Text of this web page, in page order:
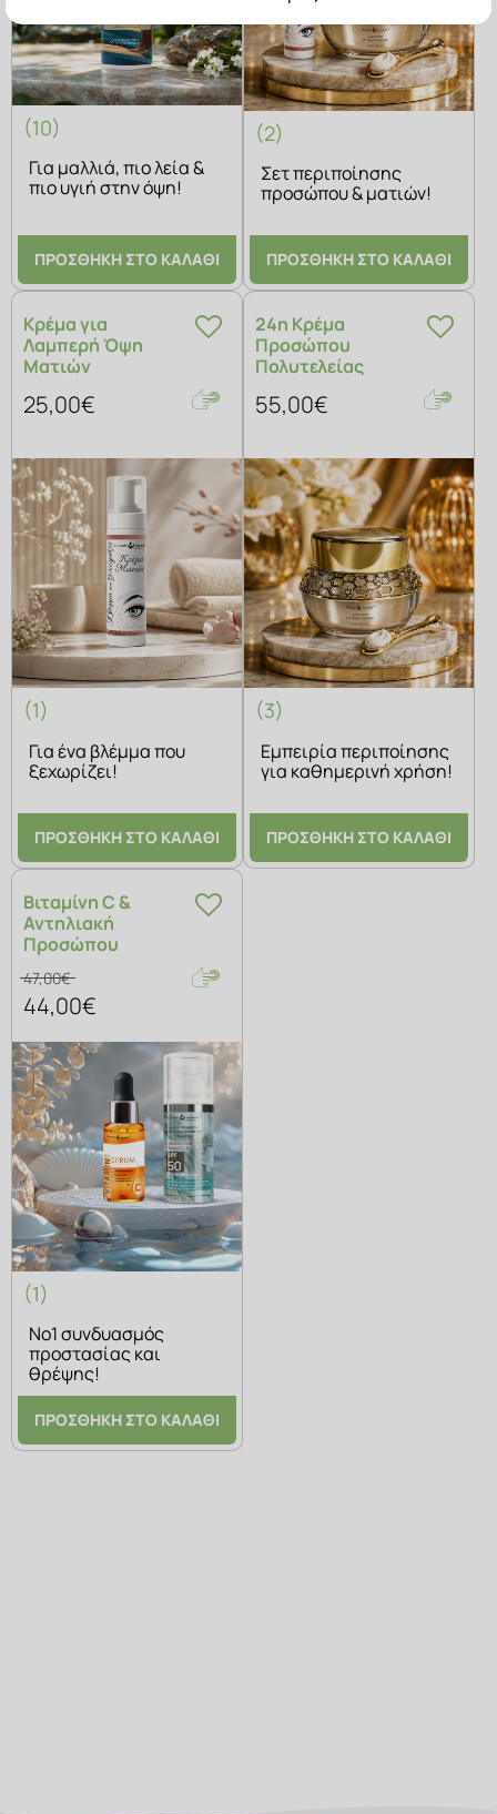
(10)
Για μαλλιά, πιο λεία &
πιο υγιή στην όψη!
ΠΡΟΣΘΗΚΗ ΣΤΟ ΚΑΛΑΘΙ
(2)
Σετ περιποίησης
προσώπου & ματιών!
ΠΡΟΣΘΗΚΗ ΣΤΟ ΚΑΛΑΘΙ
Κρέμα για
Λαμπερή Όψη
Ματιών
25,00€
(1)
Για ένα βλέμμα που
ξεχωρίζει!
ΠΡΟΣΘΗΚΗ ΣΤΟ ΚΑΛΑΘΙ
24η Κρέμα
Προσώπου
Πολυτελείας
55,00€
(3)
Εμπειρία περιποίησης
για καθημερινή χρήση!
ΠΡΟΣΘΗΚΗ ΣΤΟ ΚΑΛΑΘΙ
Βιταμίνη C &
Αντηλιακή
Προσώπου
47,00€
44,00€
(1)
Νο1 συνδυασμός
προστασίας και
θρέψης!
ΠΡΟΣΘΗΚΗ ΣΤΟ ΚΑΛΑΘΙ